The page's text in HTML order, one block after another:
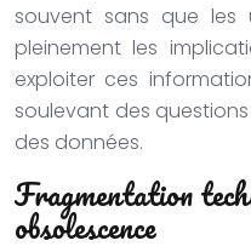
souvent sans que les
pleinement les
exploiter ces
soulevant des
des données.
Fragmentation
obsolescence